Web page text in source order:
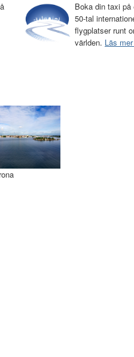
Boka din taxi på
50-tal
flygplatser runt
världen. Läs